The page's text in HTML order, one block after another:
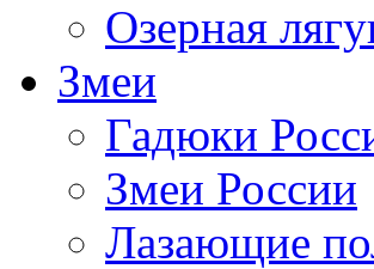
Озерная
Змеи
Гадюки
Змеи России
Лазающие